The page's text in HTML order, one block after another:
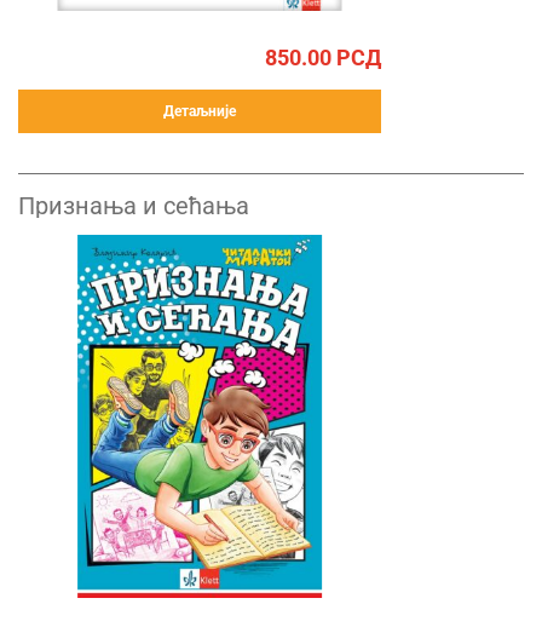
850.00 РСД
Детаљније
Признања и сећања